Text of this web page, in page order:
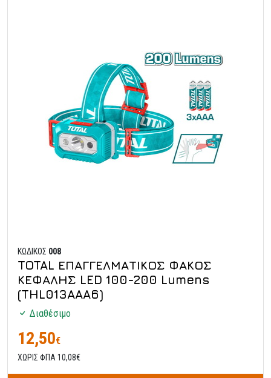
ΚΩΔΙΚΟΣ 008
TOTAL ΕΠΑΓΓΕΛΜΑΤΙΚΟΣ ΦΑΚΟΣ
ΚΕΦΑΛΗΣ LED 100-200 Lumens
(THL013AAA6)
Διαθέσιμο
12,50€
ΧΩΡΙΣ ΦΠΑ 10,08€